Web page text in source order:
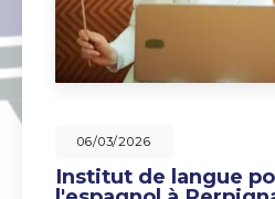
06/03/2026
Institut de langue